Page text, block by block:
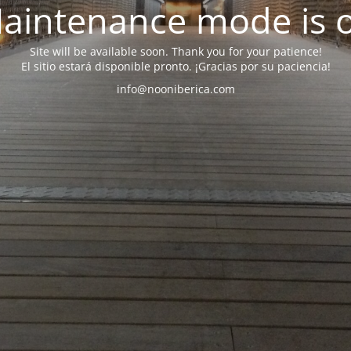
mode is
Site will be available soon. Thank you for your patience!
El sitio estará disponible pronto. ¡Gracias por su paciencia!
info@nooniberica.com